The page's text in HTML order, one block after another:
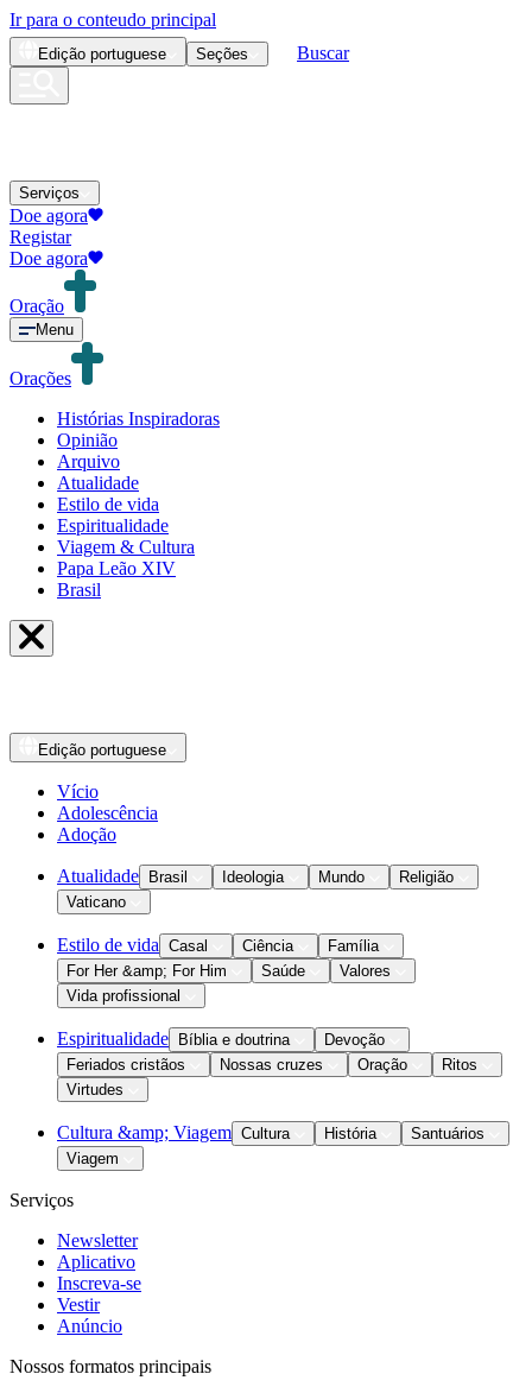
Ir para o conteudo principal
Edição portuguese Seções Buscar
Serviços
Doe agora
Registar
Doe agora
Oração
Menu
Orações
Histórias Inspiradoras
Opinião
Arquivo
Atualidade
Estilo de vida
Espiritualidade
Viagem & Cultura
Papa Leão XIV
Brasil
Edição portuguese
Vício
Adolescência
Adoção
Atualidade Brasil Ideologia Mundo
Religião
Vaticano
Estilo de vida Casal Ciência
Família
For Her &amp; For Him
Saúde
Valores
Vida profissional
Espiritualidade Bíblia e doutrina
Devoção
Feriados cristãos
Nossas cruzes Oração
Ritos
Virtudes
Cultura &amp; Viagem Cultura História
Santuários
Viagem
Serviços
Newsletter
Aplicativo
Inscreva-se
Vestir
Anúncio
Nossos formatos principais